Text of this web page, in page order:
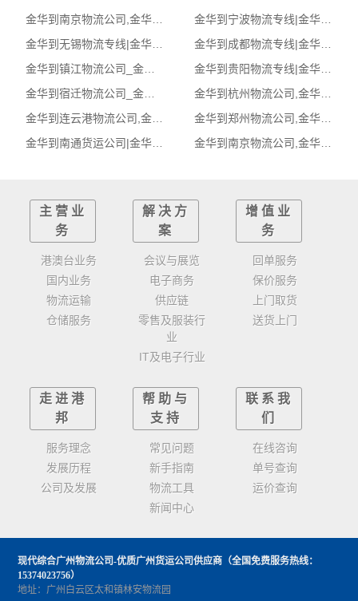
主营业
务
港澳台业务
国内业务
物流运输
仓储服务
解决方
案
会议与展览
电子商务
供应链
零售及服装行
业
IT及电子行业
增值业
务
回单服务
保价服务
上门取货
送货上门
走进港
邦
服务理念
发展历程
公司及发展
帮助与
支持
常见问题
新手指南
物流工具
新闻中心
联系我
们
在线咨询
单号查询
运价查询
现代综合广州物流公司-优质广州货运公司供应商 （全国免费服务热线：
15374023756）
地址：广州白云区太和镇林安物流园